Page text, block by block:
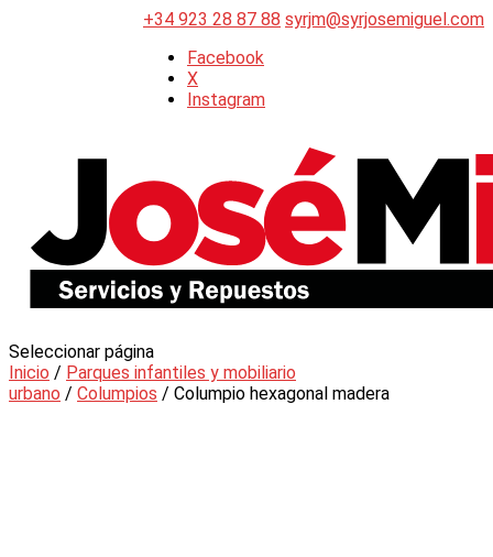
+34 923 28 87 88 syrjm@syrjosemiguel.com
Facebook
X
Instagram
Seleccionar página
Inicio / Parques infantiles y mobiliario
urbano / Columpios / Columpio hexagonal madera